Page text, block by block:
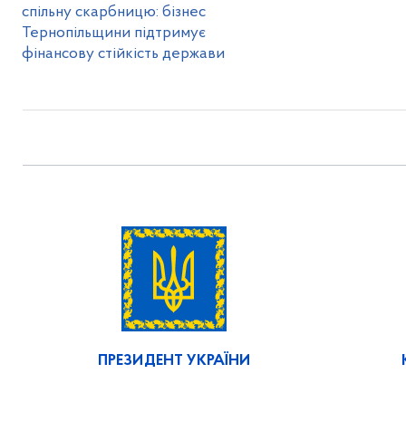
спільну скарбницю: бізнес
Тернопільщини підтримує
фінансову стійкість держави
ПРЕЗИДЕНТ УКРАЇНИ